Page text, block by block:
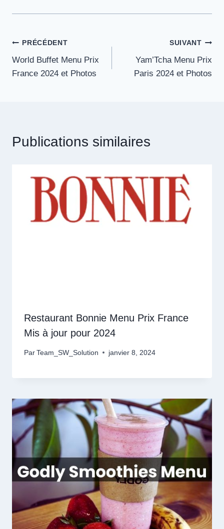
Navigation
de
PRÉCÉDENT
World Buffet Menu Prix
France 2024 et Photos
SUIVANT
Yam’Tcha Menu Prix
Paris 2024 et Photos
Publications similaires
Restaurant Bonnie Menu Prix France
Mis à jour pour 2024
Par Team_SW_Solution janvier 8, 2024